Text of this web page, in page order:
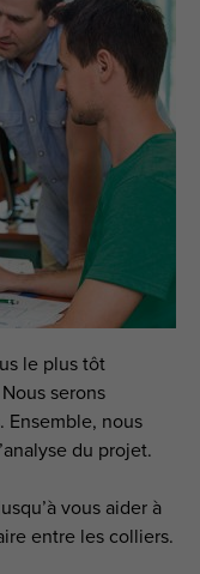
le plus tôt
serons
Ensemble, nous
du projet.
vous aider à
entre les colliers.